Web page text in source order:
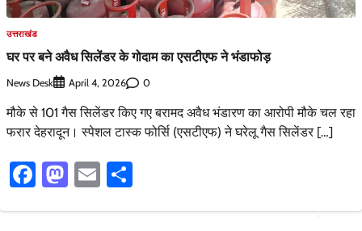
उत्तराखंड
घर पर बने अवैध सिलेंडर के गोदाम का एसटीएफ ने भंडाफोड़
News Desk April 4, 2026 0
मौके से 101 गैस सिलेंडर किए गए बरामद अवैध भंडारण का आरोपी मौके चल रहा
फरार देहरादून। स्पेशल टास्क फोर्सि (एसटीएफ) ने घरेलू गैस सिलेंडर […]
Facebook
Mastodon
Email